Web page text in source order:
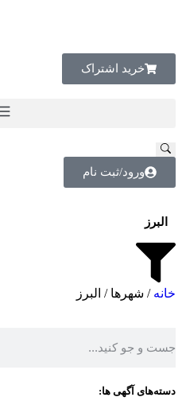
خرید اشتراک
ورود/ثبت نام
البرز
خانه / شهرها / البرز
دسته‌های آگهی ها: